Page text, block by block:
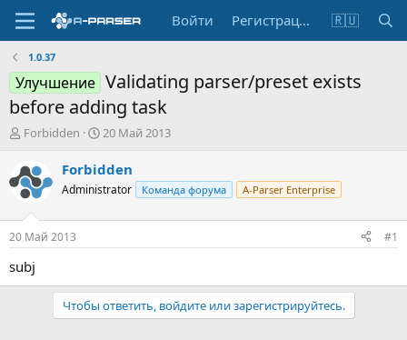
Войти Регистрация 🇷🇺
1.0.37
Улучшение Validating parser/preset exists
before adding task
А
т
о
р
т
е
м
ы
Forbidden
Д
т
н
а
20 Май 2013
Forbidden
Administrator Команда форума A-Parser Enterprise
20 Май 2013 #1
subj
Чтобы ответить, войдите или зарегистрируйтесь.